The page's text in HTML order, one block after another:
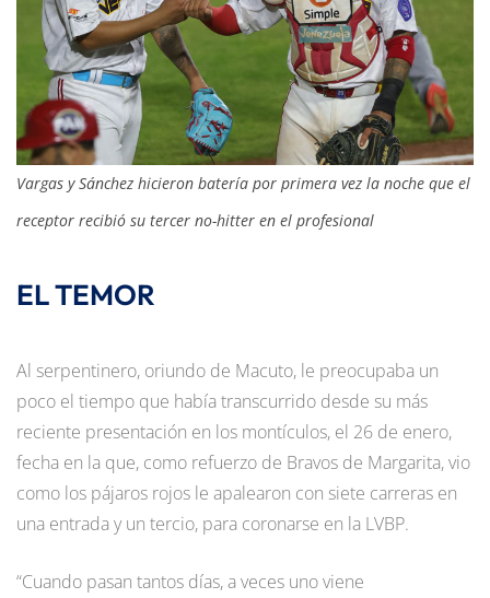
Vargas y Sánchez hicieron batería por primera vez la noche que el
receptor recibió su tercer no-hitter en el profesional
EL TEMOR
Al serpentinero, oriundo de Macuto, le preocupaba un
poco el tiempo que había transcurrido desde su más
reciente presentación en los montículos, el 26 de enero,
fecha en la que, como refuerzo de Bravos de Margarita, vio
como los pájaros rojos le apalearon con siete carreras en
una entrada y un tercio, para coronarse en la LVBP.
“Cuando pasan tantos días, a veces uno viene